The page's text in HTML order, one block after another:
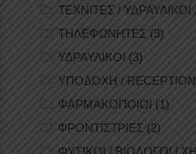
ΤΕΧΝΙΤΕΣ /
ΤΗΛΕΦΩΝΗΤΕΣ (3)
ΥΔΡΑΥΛΙΚΟΙ (3)
ΥΠΟΔΟΧΗ /
ΦΑΡΜΑΚΟΠΟΙΟΙ (1)
ΦΡΟΝΤΙΣΤΡΙΕΣ (2)
ΦΥΣΙΚΟΙ / ΒΙΟΛΟΓΟΙ /